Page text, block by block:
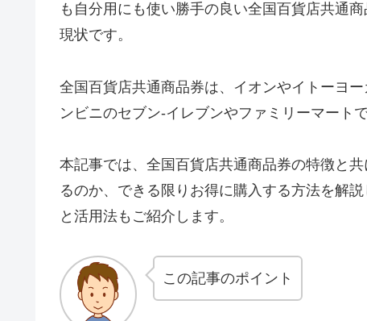
も自分用にも使い勝手の良い全国百貨店共通
現状です。
全国百貨店共通商品券は、イオンやイトーヨ
ンビニのセブン-イレブンやファミリーマート
本記事では、全国百貨店共通商品券の特徴と
るのか、できる限りお得に購入する方法を解
と活用法もご紹介します。
この記事のポイント